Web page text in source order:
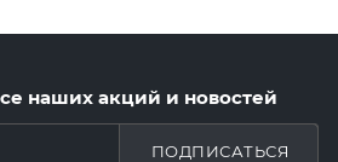
наших акций и новостей
ПОДПИСАТЬСЯ